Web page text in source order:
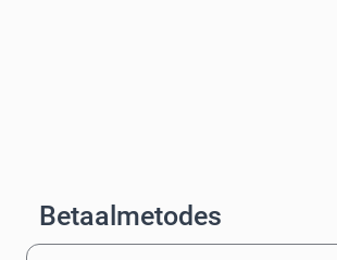
Betaalmetodes